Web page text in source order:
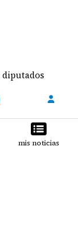
mis noticias